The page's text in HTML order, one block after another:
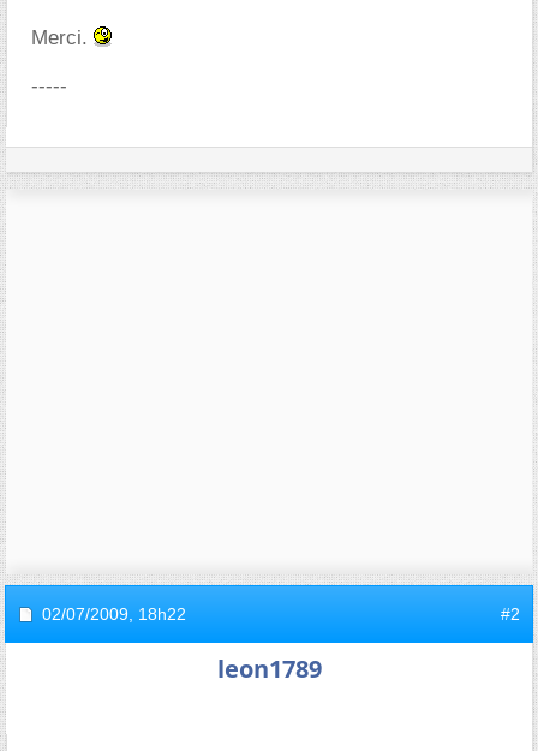
Merci.
-----
02/07/2009, 18h22 #2
leon1789